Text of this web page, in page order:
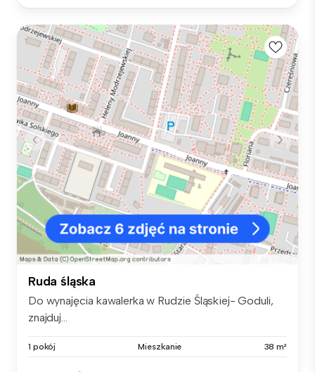
Ruda śląska
Do wynajęcia kawalerka w Rudzie Śląskiej- Goduli,
znajduj...
1 pokój Mieszkanie 38 m²